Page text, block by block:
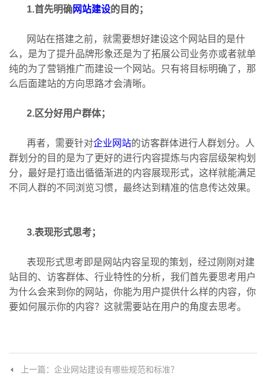
1.首先明确网站建设的目的；
网站在搭建之前，就需要想好建设这个网站目的是什
么，是为了提升品牌形象还是为了拓展公司业务亦或者就单
纯的为了营销推广而建设一个网站。只有将目标明确了，那
么后面建站的方向思路才会清晰。
2.区分好用户群体；
再者，需要针对企业网站的访客群体进行人群划分。人
群划分的目的是为了更好的进行内容提炼与内容层级架构划
分，最好是打造出循循渐进的内容展现形式，这样就能满足
不同人群的不同浏览习惯，最终达到精准的信息传达效果。
3.表现形式思考；
表现形式思考即是网站内容呈现的策划，经过刚刚对建
站目的、访客群体、行业特性的分析，我们首先要思考用户
为什么会来到你的网站，你能为用户提供什么样的内容，你
要如何展示你的内容？这就需要站在用户的角度去思考。
上一篇：企业网站建设有哪些规范和标准？